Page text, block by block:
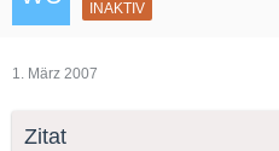
INAKTIV
1. März 2007
Zitat